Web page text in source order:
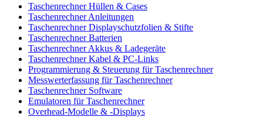
Taschenrechner Hüllen & Cases
Taschenrechner Anleitungen
Taschenrechner Displayschutzfolien & Stifte
Taschenrechner Batterien
Taschenrechner Akkus & Ladegeräte
Taschenrechner Kabel & PC-Links
Programmierung & Steuerung für Taschenrechner
Messwerterfassung für Taschenrechner
Taschenrechner Software
Emulatoren für Taschenrechner
Overhead-Modelle & -Displays